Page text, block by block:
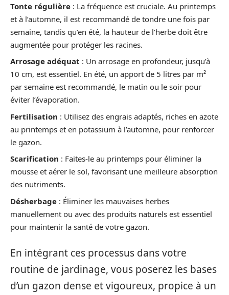
Tonte régulière : La fréquence est cruciale. Au printemps
et à l’automne, il est recommandé de tondre une fois par
semaine, tandis qu’en été, la hauteur de l’herbe doit être
augmentée pour protéger les racines.
Arrosage adéquat : Un arrosage en profondeur, jusqu’à
10 cm, est essentiel. En été, un apport de 5 litres par m²
par semaine est recommandé, le matin ou le soir pour
éviter l’évaporation.
Fertilisation : Utilisez des engrais adaptés, riches en azote
au printemps et en potassium à l’automne, pour renforcer
le gazon.
Scarification : Faites-le au printemps pour éliminer la
mousse et aérer le sol, favorisant une meilleure absorption
des nutriments.
Désherbage : Éliminer les mauvaises herbes
manuellement ou avec des produits naturels est essentiel
pour maintenir la santé de votre gazon.
En intégrant ces processus dans votre
routine de jardinage, vous poserez les bases
d’un gazon dense et vigoureux, propice à un